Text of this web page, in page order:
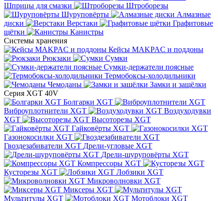
Шприцы для смазки
Штроборезы
Шуруповёрты
Алмазные
диски
Верстаки
Графитовые
щётки
Канистры
Системы хранения
Кейсы MAKPAC и поддоны
Рюкзаки
Сумки
Сумки-держатели поясные
Термобоксы-холодильники
Чемоданы
Замки и защёлки
Серия XGT 40V
Болгарки XGT
Виброуплотнители XGT
Воздуходувки
XGT
Высоторезы XGT
Гайковёрты XGT
Газонокосилки XGT
Гвоздезабиватели XGT Дрели-угловые XGT
Дрели-шуруповёрты XGT
Компрессоры XGT
Кусторезы XGT
Лобзики XGT
Микроволновки XGT
Миксеры XGT
Мультитулы XGT
Мотоблоки XGT